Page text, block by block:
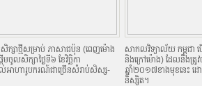
សិក្សាថ្មីសម្រាប់ ភាសាជប៉ុន (ពេញម៉ោង
ចូលសិក្សាថ្ងៃទី៦ ខែវិច្ឆិកា
អាហារូបករណ៍ជាច្រើនសំរាប់សិស្ស-
សាកលវិទ្យាល័យ កម្ពុជា ប
និងក្រៅម៉ោង) ដែលនឹងត្រូវច
ឆ្នាំ២០១៧ខាងមុខនេះ
និស្សិត។